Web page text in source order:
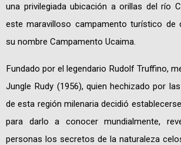
una privilegiada ubicación a orillas del río
este maravilloso campamento turístico de
su nombre Campamento Ucaima.
Fundado por el legendario Rudolf Truffino,
Jungle Rudy (1956), quien hechizado por
de esta región milenaria decidió
para darlo a conocer mundialmente,
personas los secretos de la naturaleza